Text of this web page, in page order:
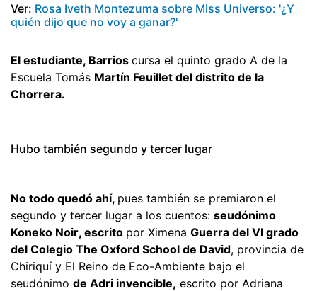
Ver: Rosa Iveth Montezuma sobre Miss Universo: '¿Y
quién dijo que no voy a ganar?'
El estudiante, Barrios cursa el quinto grado A de la
Escuela Tomás Martín Feuillet del distrito de la
Chorrera.
Hubo también segundo y tercer lugar
No todo quedó ahí, pues también se premiaron el
segundo y tercer lugar a los cuentos: seudónimo
Koneko Noir, escrito por Ximena Guerra del VI grado
del Colegio The Oxford School de David, provincia de
Chiriquí y El Reino de Eco-Ambiente bajo el
seudónimo de Adri invencible, escrito por Adriana